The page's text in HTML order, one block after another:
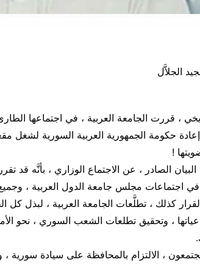
الجلاَّل
، قررت الجامعة العربية ، في اجتماعها
!
الصادر ، عن الاجتماع الوزاري ، بأنَّه قد
اجتماعات مجلس جامعة الدول العربية ، وجميع
كذلك ، تطلَّعات الجامعة العربية ، لبذل كل
، وتحقيق تطلعات الشعب السوري ، نحو
، الالتزام بالمحافظة على سيادة سورية ،